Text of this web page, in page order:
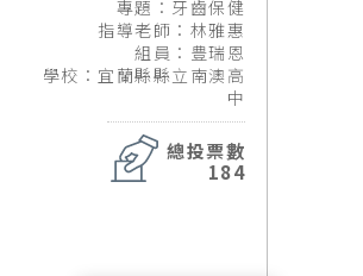
專題：牙齒保健
指導老師：林雅惠
組員：豊瑞恩
學校：宜蘭縣縣立南澳高
中
總投票數
184